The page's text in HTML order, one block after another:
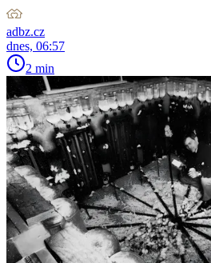
adbz.cz
dnes, 06:57
2 min